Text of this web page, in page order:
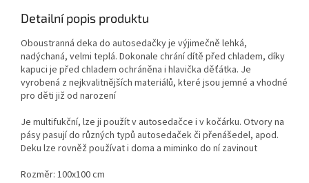
Detailní popis produktu
Oboustranná deka do autosedačky je výjimečně lehká,
nadýchaná, velmi teplá. Dokonale chrání dítě před chladem, díky
kapuci je před chladem ochráněna i hlavička děťátka. Je
vyrobená z nejkvalitnějších materiálů, které jsou jemné a vhodné
pro děti již od narození
Je multifukční, lze ji použít v autosedačce i v kočárku. Otvory na
pásy pasují do různých typů autosedaček či přenášedel, apod.
Deku lze rovněž používat i doma a miminko do ní zavinout
Rozměr: 100x100 cm